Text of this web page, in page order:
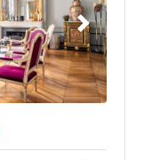
Suivant